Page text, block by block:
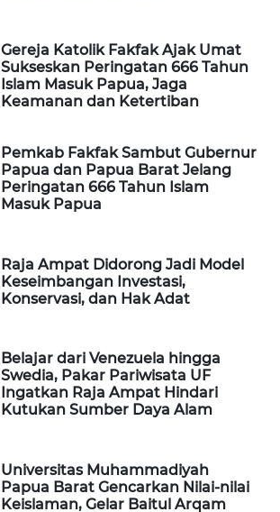
Gereja Katolik Fakfak Ajak Umat
Sukseskan Peringatan 666 Tahun
Islam Masuk Papua, Jaga
Keamanan dan Ketertiban
Pemkab Fakfak Sambut Gubernur
Papua dan Papua Barat Jelang
Peringatan 666 Tahun Islam
Masuk Papua
Raja Ampat Didorong Jadi Model
Keseimbangan Investasi,
Konservasi, dan Hak Adat
Belajar dari Venezuela hingga
Swedia, Pakar Pariwisata UF
Ingatkan Raja Ampat Hindari
Kutukan Sumber Daya Alam
Universitas Muhammadiyah
Papua Barat Gencarkan Nilai-nilai
Keislaman, Gelar Baitul Arqam